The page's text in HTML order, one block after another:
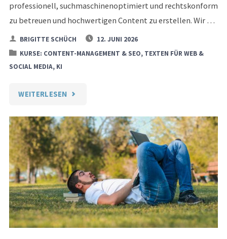
professionell, suchmaschinenoptimiert und rechtskonform
zu betreuen und hochwertigen Content zu erstellen. Wir …
BRIGITTE SCHÜCH
12. JUNI 2026
KURSE: CONTENT-MANAGEMENT & SEO, TEXTEN FÜR WEB &
SOCIAL MEDIA, KI
WEITERLESEN "DIPLOMLEHRGANG
MANAGEMENT,
SEO,
TEXTEN
&
SOCIAL